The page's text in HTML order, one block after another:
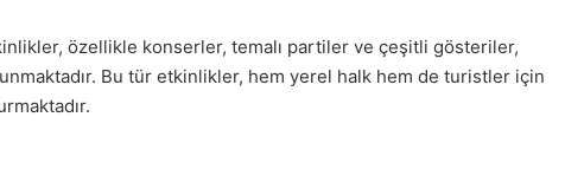
özellikle konserler, temalı partiler ve çeşitli gösteriler,
Bu tür etkinlikler, hem yerel halk hem de turistler için